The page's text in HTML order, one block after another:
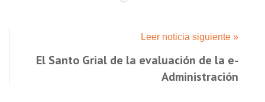
Leer noticia siguiente »
El Santo Grial de la evaluación de la e-
Administración